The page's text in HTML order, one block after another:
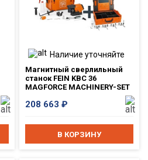
Наличие уточняйте
Магнитный сверлильный
станок FEIN KBC 36
MAGFORCE MACHINERY-SET
208 663₽
В КОРЗИНУ